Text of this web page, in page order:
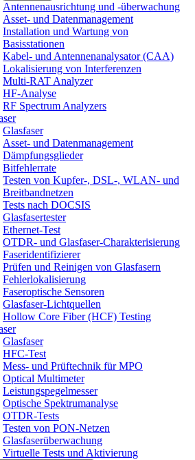
Antennenausrichtung und -überwachung
Asset- und Datenmanagement
Installation und Wartung von
Basisstationen
Kabel- und Antennenanalysator (CAA)
Lokalisierung von Interferenzen
Multi-RAT Analyzer
HF-Analyse
RF Spectrum Analyzers
Glasfaser
Asset- und Datenmanagement
Dämpfungsglieder
Bitfehlerrate
Testen von Kupfer-, DSL-, WLAN- und
Breitbandnetzen
Tests nach DOCSIS
Glasfasertester
Ethernet-Test
OTDR- und Glasfaser-Charakterisierung
Faseridentifizierer
Prüfen und Reinigen von Glasfasern
Fehlerlokalisierung
Faseroptische Sensoren
Glasfaser-Lichtquellen
Hollow Core Fiber (HCF) Testing
Glasfaser
HFC-Test
Mess- und Prüftechnik für MPO
Optical Multimeter
Leistungspegelmesser
Optische Spektrumanalyse
OTDR-Tests
Testen von PON-Netzen
Glasfaserüberwachung
Virtuelle Tests und Aktivierung